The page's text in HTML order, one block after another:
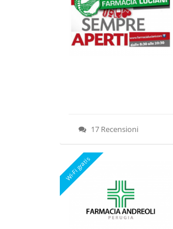
17 Recensioni
Wi-Fi gratis